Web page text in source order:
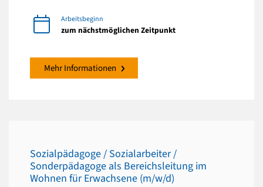
Arbeitsbeginn
zum nächstmöglichen Zeitpunkt
Mehr Informationen
Sozialpädagoge / Sozialarbeiter /
Sonderpädagoge als Bereichsleitung im
Wohnen für Erwachsene (m/w/d)